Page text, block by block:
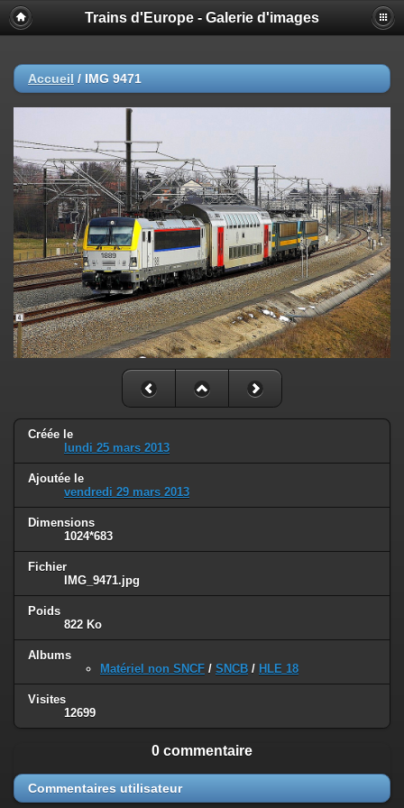
Trains d'Europe - Galerie d'images
Accueil / IMG 9471
Créée le
lundi 25 mars 2013
Ajoutée le
vendredi 29 mars 2013
Dimensions
1024*683
Fichier
IMG_9471.jpg
Poids
822 Ko
Albums
Matériel non SNCF / SNCB / HLE 18
Visites
12699
0 commentaire
Commentaires utilisateur